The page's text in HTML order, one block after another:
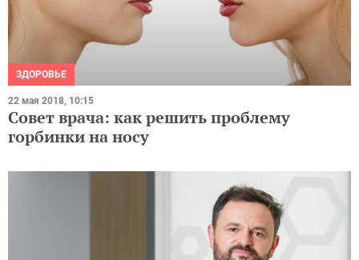
ЗДОРОВЬЕ
22 мая 2018, 10:15
Совет врача: как решить проблему
горбинки на носу